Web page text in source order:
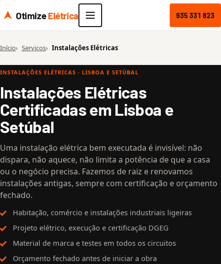
OtimizeElétrica 935 331 823
Início Serviços Instalações Elétricas
INSTALAÇÕES ELÉTRICAS · LISBOA E SETÚBAL
Instalações Elétricas
Certificadas em Lisboa e
Setúbal
Uma instalação elétrica bem executada é invisível: não
dispara, não aquece, não limita a potência de que a casa
ou o negócio precisa. Fazemos de raiz e renovamos
instalações antigas, sempre com certificação e orçamento
fechado.
Habitação, comércio e instalações industriais ligeiras
Projeto elétrico, execução e certificação DGEG
Material de marca e testes em todos os circuitos
Orçamento fechado antes de iniciar a obra